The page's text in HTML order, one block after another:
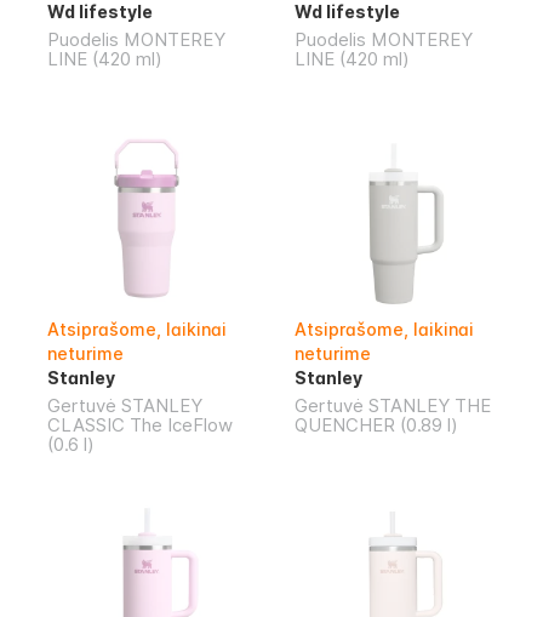
Wd lifestyle
Puodelis MONTEREY
LINE (420 ml)
Wd lifestyle
Puodelis MONTEREY
LINE (420 ml)
Atsiprašome, laikinai
neturime
Stanley
Gertuvė STANLEY
CLASSIC The IceFlow
(0.6 l)
Atsiprašome, laikinai
neturime
Stanley
Gertuvė STANLEY THE
QUENCHER (0.89 l)